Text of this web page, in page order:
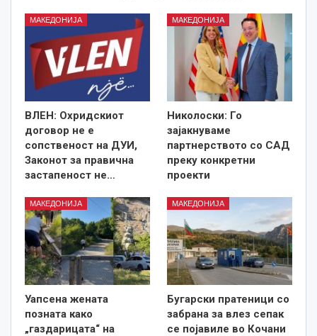
МАКЕДОНИЈА
ВЛЕН: Охридскиот
договор не е
сопственост на ДУИ,
Законот за правична
застапеност не…
МАКЕДОНИЈА
Николоски: Го
зајакнуваме
партнерството со САД
преку конкретни
проекти
МАКЕДОНИЈА
Уапсена жената
позната како
„газдарицата“ на
МАКЕДОНИЈА
Бугарски пратеници со
забрана за влез сепак
се појавиле во Кочани